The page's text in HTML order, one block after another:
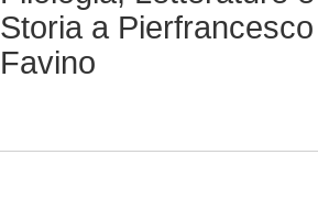
Storia a Pierfrancesco
Favino